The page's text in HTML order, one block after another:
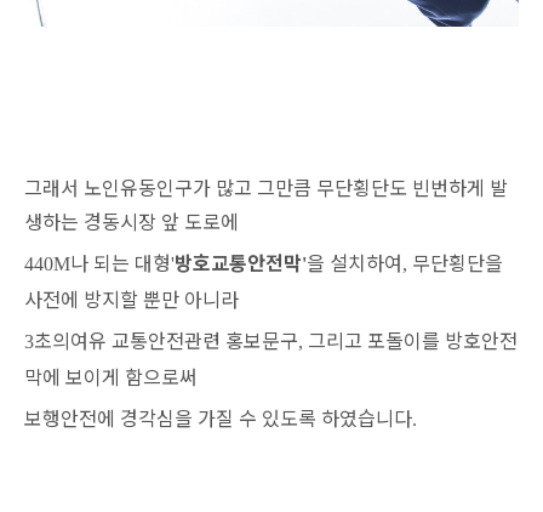
그래서 노인유동인구가 많고 그만큼 무단횡단도 빈번하게 발
생하는 경동시장 앞 도로에
440M나 되는 대형'방호교통안전막'을 설치하여, 무단횡단을
사전에 방지할 뿐만 아니라
3초의여유 교통안전관련 홍보문구, 그리고 포돌이를 방호안전
막에 보이게 함으로써
보행안전에 경각심을 가질 수 있도록 하였습니다.